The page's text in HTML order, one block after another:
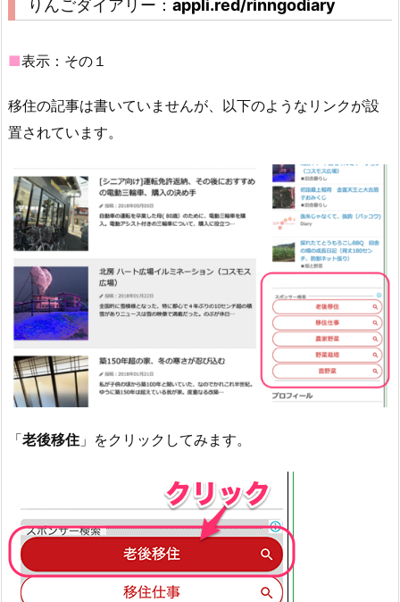
りんごダイアリー： appli.red/rinngodiary
■表示：その１
移住の記事は書いていませんが、以下のようなリンクが設
置されています。
「老後移住 」をクリックしてみます。